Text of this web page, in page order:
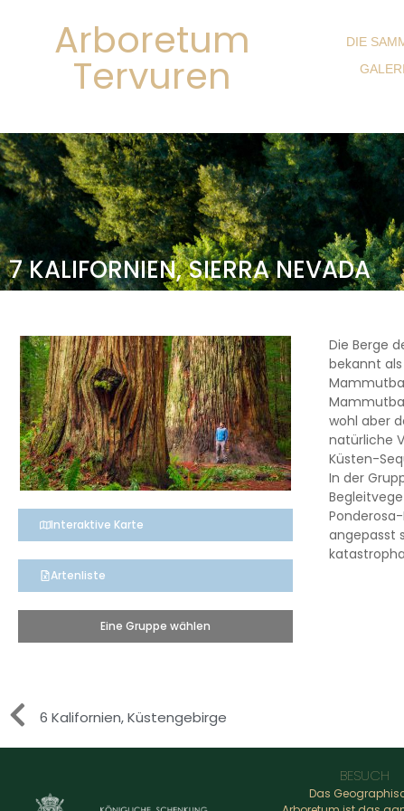
Arboretum
Tervuren
DIE
7 KALIFORNIEN, SIERRA NEVADA
Interaktive Karte
Artenliste
Eine Gruppe wählen
Die Berge
bekannt
wohl aber
natürliche
Küsten-
In der
angepasst
6 Kalifornien, Küstengebirge
BESUCH
Das